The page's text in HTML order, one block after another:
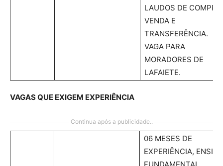
LAUDOS DE COMPRA,
VENDA E
TRANSFERÊNCIA.
VAGA PARA
MORADORES DE
LAFAIETE.
VAGAS QUE EXIGEM EXPERIÊNCIA
Continua após a publicidade..
06 MESES DE
EXPERIÊNCIA,